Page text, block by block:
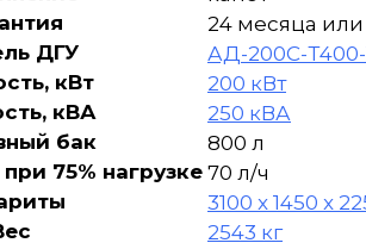
24 месяца или
ДГУ
АД-200С-
кВт
200 кВт
кВА
250 кВА
бак
800 л
75% нагрузке 70 л/ч
3100 x 1450 x
2543 кг